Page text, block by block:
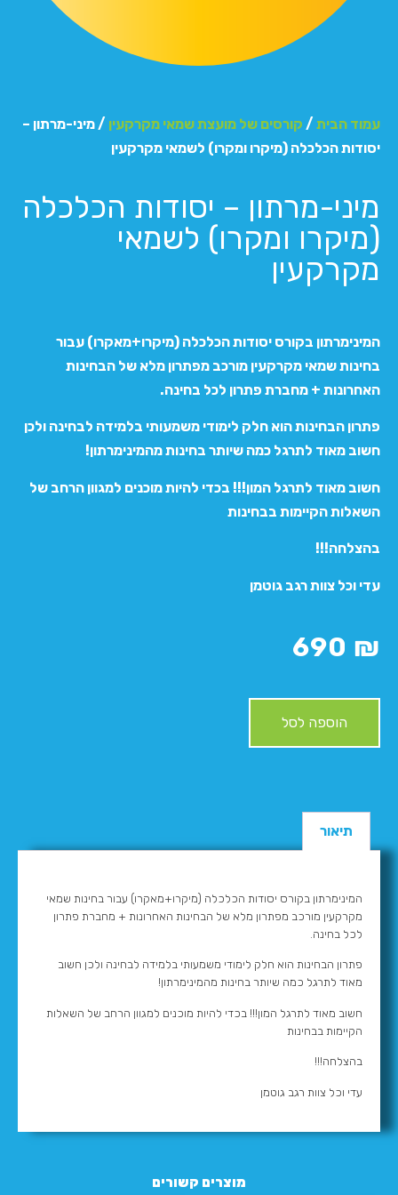
עמוד הבית / קורסים של מועצת שמאי מקרקעין / מיני-מרתון –
יסודות הכלכלה (מיקרו ומקרו) לשמאי מקרקעין
מיני-מרתון – יסודות הכלכלה
(מיקרו ומקרו) לשמאי
מקרקעין
המינימרתון בקורס יסודות הכלכלה (מיקרו+מאקרו) עבור
בחינות שמאי מקרקעין מורכב מפתרון מלא של הבחינות
האחרונות + מחברת פתרון לכל בחינה.
פתרון הבחינות הוא חלק לימודי משמעותי בלמידה לבחינה ולכן
חשוב מאוד לתרגל כמה שיותר בחינות מהמינימרתון!
חשוב מאוד לתרגל המון!!! בכדי להיות מוכנים למגוון הרחב של
השאלות הקיימות בבחינות
בהצלחה!!!
עדי וכל צוות רגב גוטמן
690 ₪
הוספה לסל
מוצרים קשורים
תיאור
המינימרתון בקורס יסודות הכלכלה (מיקרו+מאקרו) עבור בחינות שמאי
מקרקעין מורכב מפתרון מלא של הבחינות האחרונות + מחברת פתרון
לכל בחינה.
פתרון הבחינות הוא חלק לימודי משמעותי בלמידה לבחינה ולכן חשוב
מאוד לתרגל כמה שיותר בחינות מהמינימרתון!
חשוב מאוד לתרגל המון!!! בכדי להיות מוכנים למגוון הרחב של השאלות
הקיימות בבחינות
בהצלחה!!!
עדי וכל צוות רגב גוטמן